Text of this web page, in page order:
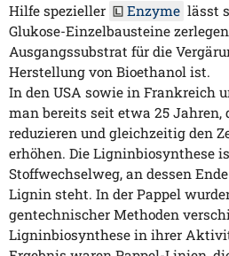
Hilfe spezieller
Enzyme lässt
Glukose-Einzelbausteine
Ausgangssubstrat für die
Herstellung von Bioethanol ist.
In den USA sowie in Frankreich
man bereits seit etwa 25 Jahren,
reduzieren und gleichzeitig den
erhöhen. Die Ligninbiosynthese
Stoffwechselweg, an dessen
Lignin steht. In der Pappel
gentechnischer Methoden
Ligninbiosynthese in ihrer